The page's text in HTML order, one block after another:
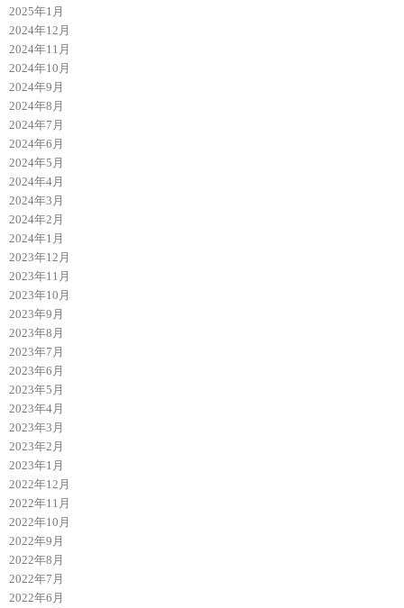
2025年1月
2024年12月
2024年11月
2024年10月
2024年9月
2024年8月
2024年7月
2024年6月
2024年5月
2024年4月
2024年3月
2024年2月
2024年1月
2023年12月
2023年11月
2023年10月
2023年9月
2023年8月
2023年7月
2023年6月
2023年5月
2023年4月
2023年3月
2023年2月
2023年1月
2022年12月
2022年11月
2022年10月
2022年9月
2022年8月
2022年7月
2022年6月